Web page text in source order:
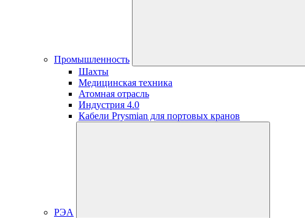
Промышленность
Шахты
Медицинская техника
Атомная отрасль
Индустрия 4.0
Кабели Prysmian для портовых кранов
РЭА